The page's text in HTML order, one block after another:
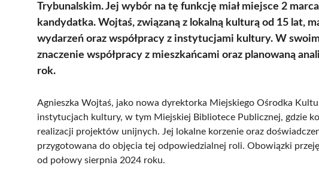
Trybunalskim. Jej wybór na tę funkcję miał miejsce 2
kandydatka. Wojtaś, związaną z lokalną kulturą od 15 lat,
wydarzeń oraz współpracy z instytucjami kultury. W
znaczenie współpracy z mieszkańcami oraz planowaną
rok.
Agnieszka Wojtaś, jako nowa dyrektorka Miejskiego Ośrodka
instytucjach kultury, w tym Miejskiej Bibliotece Publicznej, gdzie
realizacji projektów unijnych. Jej lokalne korzenie oraz
przygotowana do objęcia tej odpowiedzialnej roli. Obowiązki
od połowy sierpnia 2024 roku.